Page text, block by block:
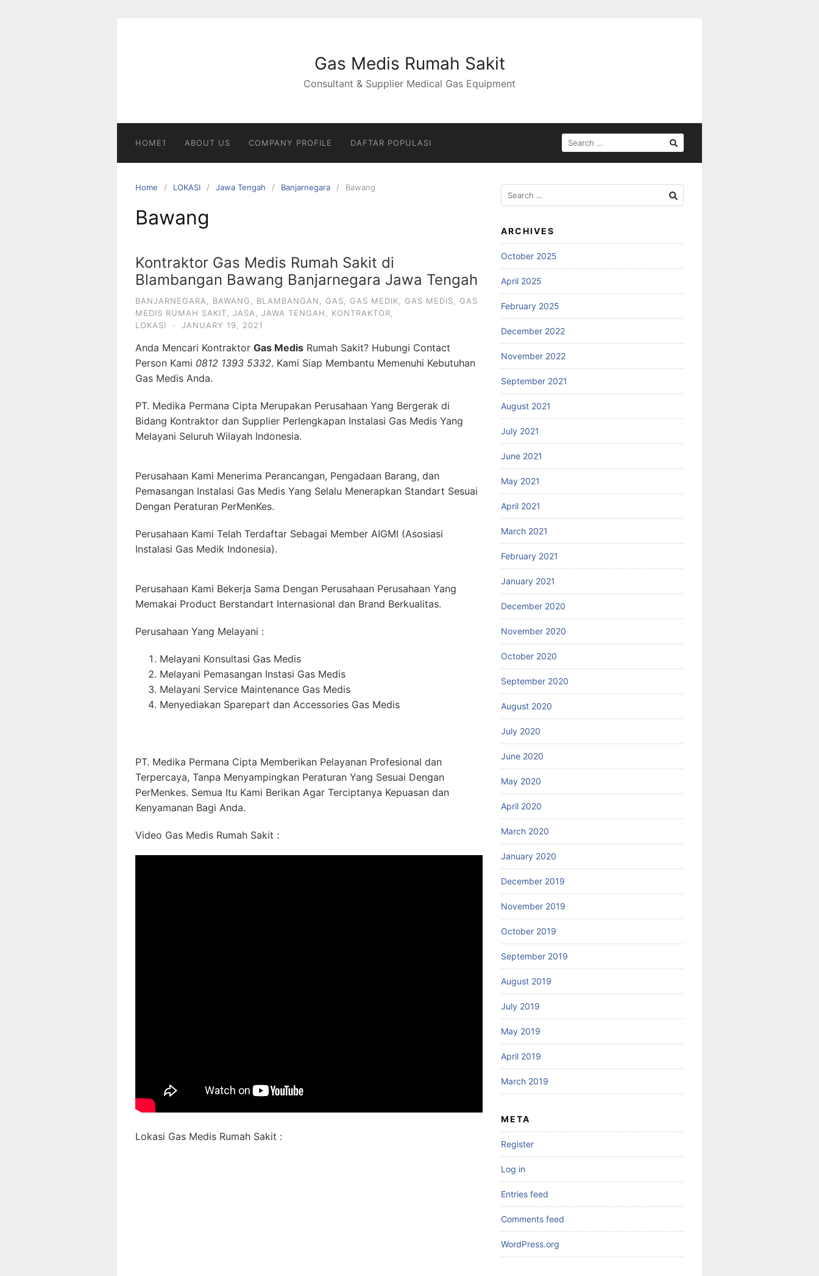
Gas Medis Rumah Sakit
Consultant & Supplier Medical Gas Equipment
HOME1 ABOUT US COMPANY PROFILE DAFTAR POPULASI
SEARCH
FOR:
Home LOKASI Jawa Tengah Banjarnegara Bawang
Bawang
Kontraktor Gas Medis Rumah Sakit di
Blambangan Bawang Banjarnegara Jawa Tengah
BANJARNEGARA BAWANG BLAMBANGAN GAS GAS MEDIK GAS MEDIS
GAS
MEDIS RUMAH SAKIT
JASA JAWA TENGAH KONTRAKTOR
LOKASI
· JANUARY 19, 2021
Anda Mencari Kontraktor Gas Medis Rumah Sakit? Hubungi Contact
Person Kami 0812 1393 5332. Kami Siap Membantu Memenuhi Kebutuhan
Gas Medis Anda.
PT. Medika Permana Cipta Merupakan Perusahaan Yang Bergerak di
Bidang Kontraktor dan Supplier Perlengkapan Instalasi Gas Medis Yang
Melayani Seluruh Wilayah Indonesia.
Perusahaan Kami Menerima Perancangan, Pengadaan Barang, dan
Pemasangan Instalasi Gas Medis Yang Selalu Menerapkan Standart Sesuai
Dengan Peraturan PerMenKes.
Perusahaan Kami Telah Terdaftar Sebagai Member AIGMI (Asosiasi
Instalasi Gas Medik Indonesia).
Perusahaan Kami Bekerja Sama Dengan Perusahaan Perusahaan Yang
Memakai Product Berstandart Internasional dan Brand Berkualitas.
Perusahaan Yang Melayani :
Melayani Konsultasi Gas Medis
Melayani Pemasangan Instasi Gas Medis
Melayani Service Maintenance Gas Medis
Menyediakan Sparepart dan Accessories Gas Medis
PT. Medika Permana Cipta Memberikan Pelayanan Profesional dan
Terpercaya, Tanpa Menyampingkan Peraturan Yang Sesuai Dengan
PerMenkes. Semua Itu Kami Berikan Agar Terciptanya Kepuasan dan
Kenyamanan Bagi Anda.
Video Gas Medis Rumah Sakit :
Lokasi Gas Medis Rumah Sakit :
Search
for:
ARCHIVES
October 2025
April 2025
February 2025
December 2022
November 2022
September 2021
August 2021
July 2021
June 2021
May 2021
April 2021
March 2021
February 2021
January 2021
December 2020
November 2020
October 2020
September 2020
August 2020
July 2020
June 2020
May 2020
April 2020
March 2020
January 2020
December 2019
November 2019
October 2019
September 2019
August 2019
July 2019
May 2019
April 2019
March 2019
META
Register
Log in
Entries feed
Comments feed
WordPress.org